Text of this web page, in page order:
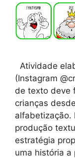
Atividade
(Instagram
de texto deve
crianças
alfabetização.
produção
estratégia
uma história